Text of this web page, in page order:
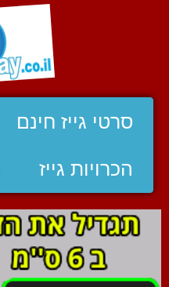
סרטי גייז חינם
הכרויות גייז